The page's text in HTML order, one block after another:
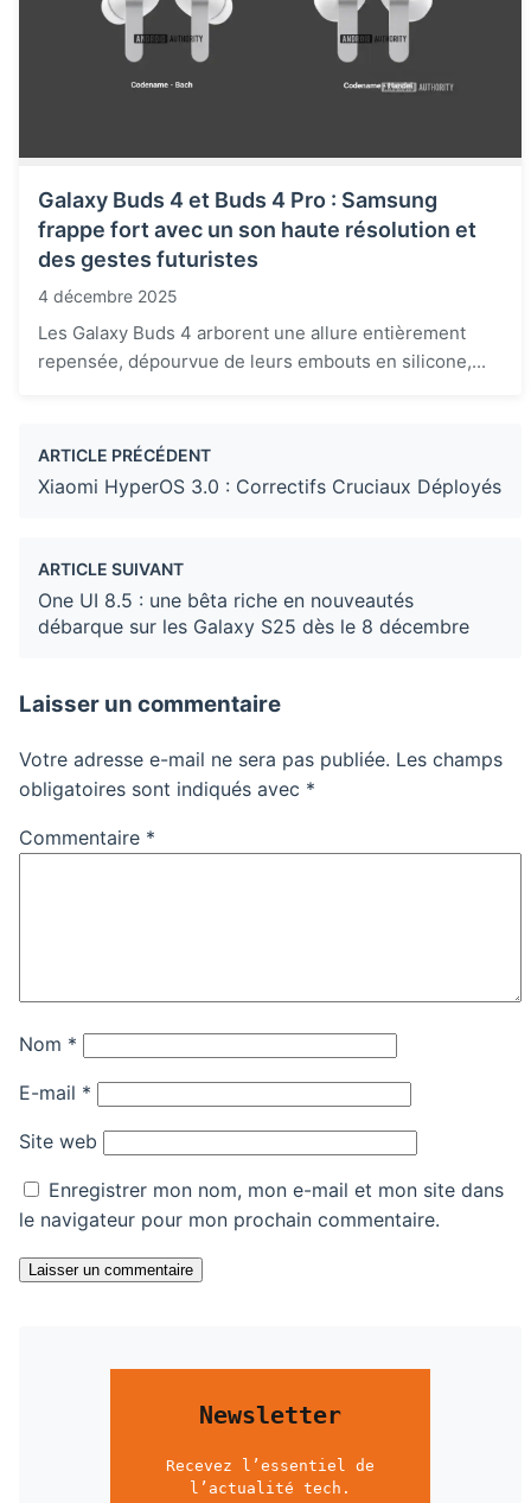
Galaxy Buds 4 et Buds 4 Pro : Samsung
frappe fort avec un son haute résolution et
des gestes futuristes
4 décembre 2025
Les Galaxy Buds 4 arborent une allure entièrement
repensée, dépourvue de leurs embouts en silicone,...
ARTICLE PRÉCÉDENT
Xiaomi HyperOS 3.0 : Correctifs Cruciaux Déployés
ARTICLE SUIVANT
One UI 8.5 : une bêta riche en nouveautés
débarque sur les Galaxy S25 dès le 8 décembre
Laisser un commentaire
Votre adresse e-mail ne sera pas publiée. Les champs
obligatoires sont indiqués avec *
Commentaire *
Nom *
E-mail *
Site web
Enregistrer mon nom, mon e-mail et mon site dans
le navigateur pour mon prochain commentaire.
Laisser un commentaire
Newsletter
Recevez l’essentiel de
l’actualité tech.